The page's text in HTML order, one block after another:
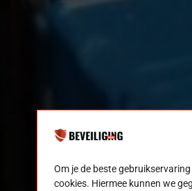
Om je de beste
cookies. Hiermee kunnen we